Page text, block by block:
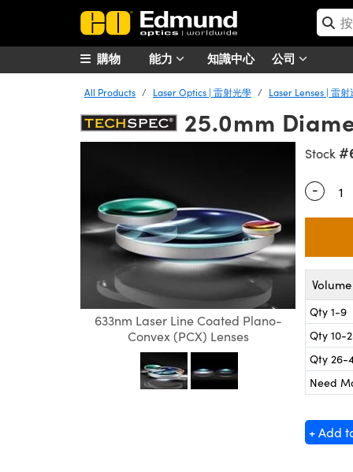
能力 知識中心 公司
購物
All Products Laser Optics | 雷射光學 Laser Lenses | 雷射
25.0mm
633nm Laser Line Coated Plano-
Convex (PCX) Lenses
Stock
Quantity
-
Qty 1-9
Qty 10-
Qty 26-
Need
+ Add